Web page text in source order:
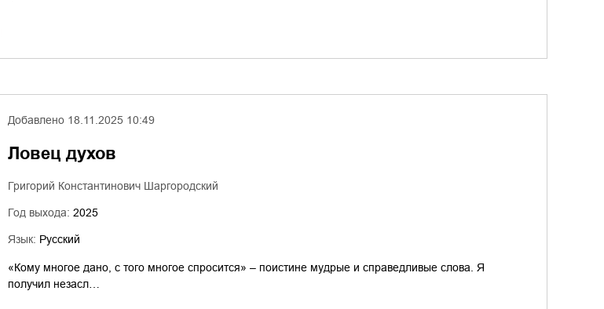
Добавлено 18.11.2025 10:49
Ловец духов
Григорий Константинович Шаргородский
Год выхода: 2025
Язык: Русский
«Кому многое дано, с того многое спросится» – поистине мудрые и справедливые слова. Я
получил незасл…